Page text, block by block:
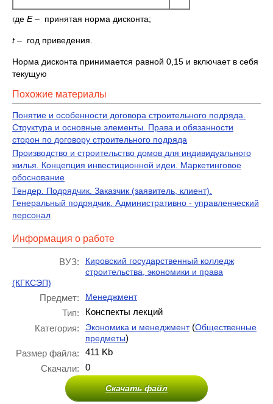
где Е – принятая норма дисконта;
t – год приведения.
Норма дисконта принимается равной 0,15 и включает в себя
текущую
Похожие материалы
Понятие и особенности договора строительного подряда.
Структура и основные элементы. Права и обязанности
сторон по договору строительного подряда
Производство и строительство домов для индивидуального
жилья. Концепция инвестиционной идеи. Маркетинговое
обоснование
Тендер. Подрядчик. Заказчик (заявитель, клиент).
Генеральный подрядчик. Административно - управленческий
персонал
Информация о работе
ВУЗ:
Кировский государственный колледж
строительства, экономики и права
(КГКСЭП)
Предмет: Менеджмент
Тип:
Конспекты лекций
Категория:
Экономика и менеджмент(Общественные
предметы)
Размер файла:
411 Kb
Скачали:
0
Скачать файл